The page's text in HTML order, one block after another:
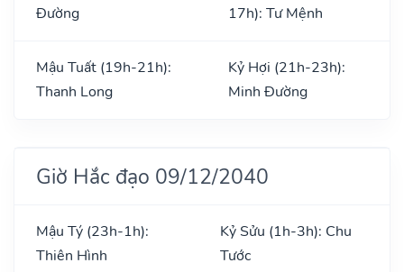
Đường
17h): Tư Mệnh
Mậu Tuất (19h-21h):
Thanh Long
Kỷ Hợi (21h-23h):
Minh Đường
Giờ Hắc đạo 09/12/2040
Mậu Tý (23h-1h):
Thiên Hình
Kỷ Sửu (1h-3h): Chu
Tước